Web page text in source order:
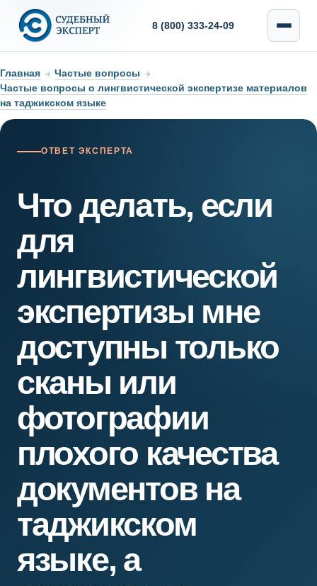
8 (800) 333-24-09
Главная → Частые вопросы →
Частые вопросы о лингвистической экспертизе материалов
на таджикском языке
ОТВЕТ ЭКСПЕРТА
Что делать, если
для
лингвистической
экспертизы мне
доступны только
сканы или
фотографии
плохого качества
документов на
таджикском
языке, а